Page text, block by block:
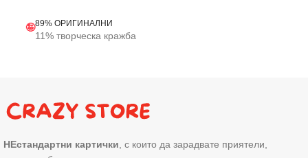
🤪89% ОРИГИНАЛНИ
11% творческа кражба
НЕстандартни картички, с които да зарадвате приятели,